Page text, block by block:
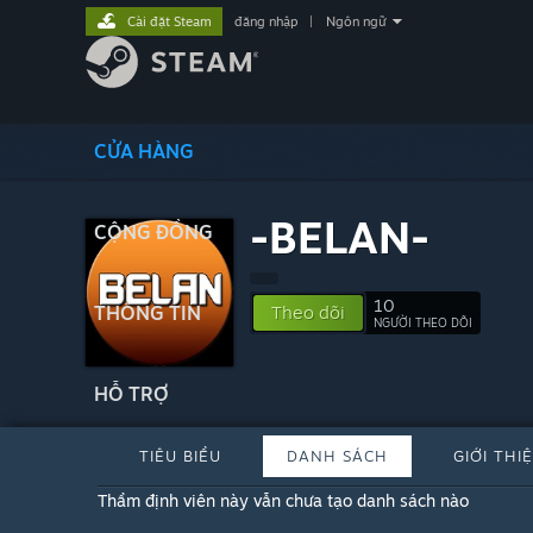
CỬA HÀNG
CỘNG ĐỒNG
THÔNG TIN
HỖ TRỢ
Cài đặt Steam đăng nhập Ngôn ngữ
-BELAN-
Theo dõi 10
NGƯỜI THEO DÕI
TIÊU BIỂU DANH SÁCH GIỚI
Thẩm định viên này vẫn chưa tạo danh sách nào